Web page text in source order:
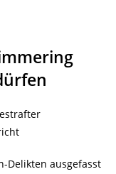
Delikten ausgefasst